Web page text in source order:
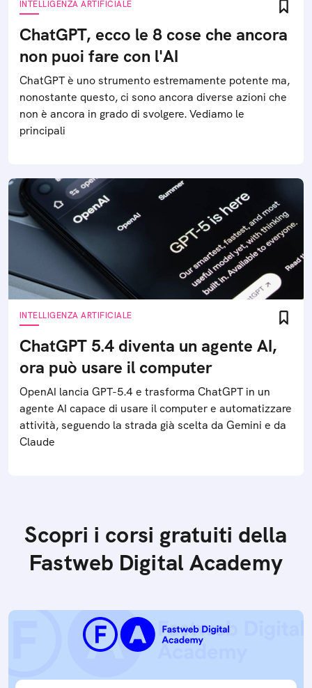
INTELLIGENZA ARTIFICIALE
ChatGPT, ecco le 8 cose che ancora
non puoi fare con l'AI
ChatGPT è uno strumento estremamente potente ma,
nonostante questo, ci sono ancora diverse azioni che
non è ancora in grado di svolgere. Vediamo le
principali
INTELLIGENZA ARTIFICIALE
ChatGPT 5.4 diventa un agente AI,
ora può usare il computer
OpenAI lancia GPT-5.4 e trasforma ChatGPT in un
agente AI capace di usare il computer e automatizzare
attività, seguendo la strada già scelta da Gemini e da
Claude
Scopri i corsi gratuiti della
Fastweb Digital Academy